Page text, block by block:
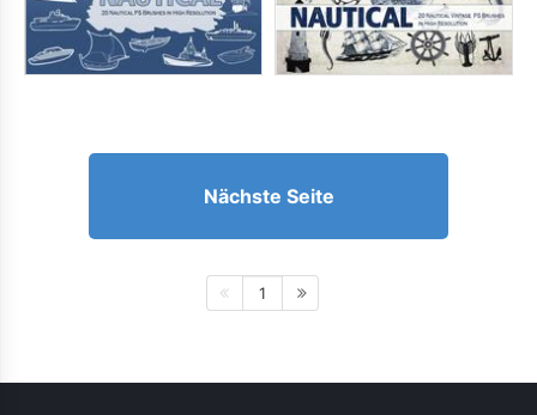
Nächste Seite
1